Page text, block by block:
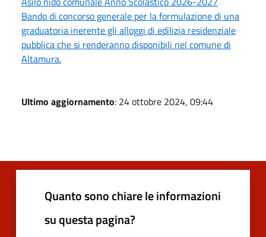
Bando di concorso generale per la formulazione di una
graduatoria inerente gli alloggi di edilizia residenziale
pubblica che si renderanno disponibili nel comune di
Altamura.
Ultimo aggiornamento: 24 ottobre 2024, 09:44
Quanto sono chiare le informazioni
su questa pagina?